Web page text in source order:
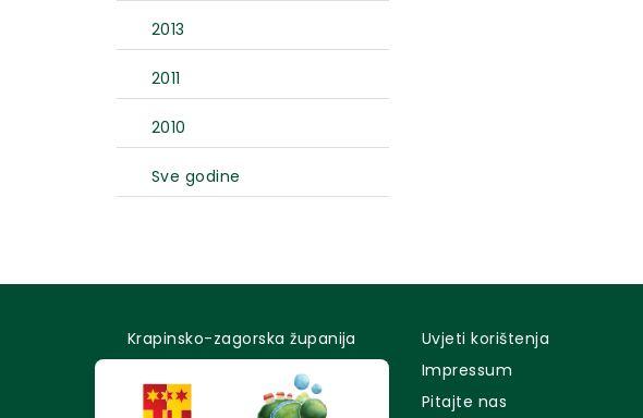
2013
2011
2010
Sve godine
Krapinsko-zagorska županija
Uvjeti korištenja
Impressum
Pitajte nas